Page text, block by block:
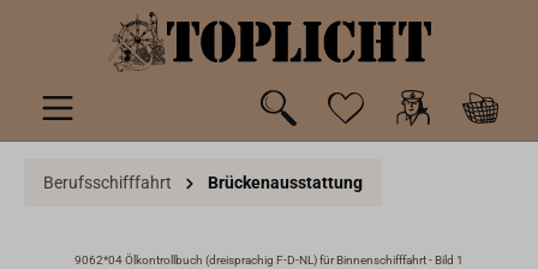
springen
Berufsschifffahrt Brückenausstattung
9062*04 Ölkontrollbuch (dreisprachig F-D-NL) für Binnenschifffahrt - Bild 1